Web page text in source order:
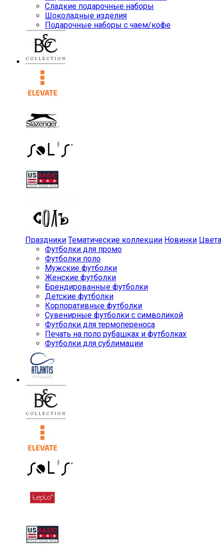
Сладкие подарочные наборы
Шоколадные изделия
Подарочные наборы с чаем/кофе
Праздники Тематические коллекции Новинки Цвета
Футболки для промо
Футболки поло
Мужские футболки
Женские футболки
Брендированные футболки
Детские футболки
Корпоративные футболки
Сувенирные футболки с символикой
Футболки для термопереноса
Печать на поло рубашках и футболках
Футболки для сублимации